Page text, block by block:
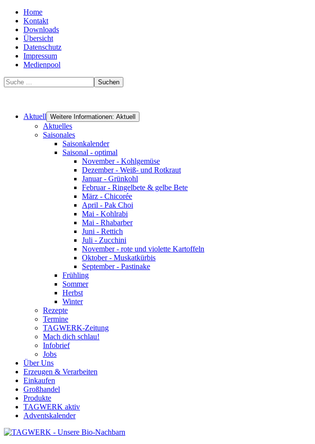
Home
Kontakt
Downloads
Übersicht
Datenschutz
Impressum
Medienpool
Suchen
Aktuell Weitere Informationen: Aktuell
Aktuelles
Saisonales
Saisonkalender
Saisonal - optimal
November - Kohlgemüse
Dezember - Weiß- und Rotkraut
Januar - Grünkohl
Februar - Ringelbete & gelbe Bete
März - Chicorée
April - Pak Choi
Mai - Kohlrabi
Mai - Rhabarber
Juni - Rettich
Juli - Zucchini
November - rote und violette Kartoffeln
Oktober - Muskatkürbis
September - Pastinake
Frühling
Sommer
Herbst
Winter
Rezepte
Termine
TAGWERK-Zeitung
Mach dich schlau!
Infobrief
Jobs
Über Uns
Erzeugen & Verarbeiten
Einkaufen
Großhandel
Produkte
TAGWERK aktiv
Adventskalender